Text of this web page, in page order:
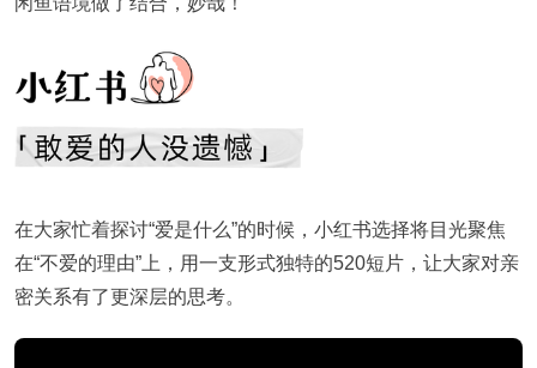
在大家忙着探讨“爱是什么”的时候，小红书选择将目光聚焦
在“不爱的理由”上，用一支形式独特的520短片，让大家对亲
密关系有了更深层的思考。